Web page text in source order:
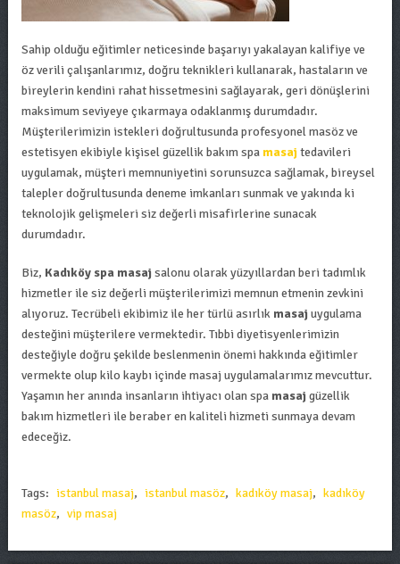
Sahip olduğu eğitimler neticesinde başarıyı yakalayan kalifiye ve
öz verili çalışanlarımız, doğru teknikleri kullanarak, hastaların ve
bireylerin kendini rahat hissetmesini sağlayarak, geri dönüşlerini
maksimum seviyeye çıkarmaya odaklanmış durumdadır.
Müşterilerimizin istekleri doğrultusunda profesyonel masöz ve
estetisyen ekibiyle kişisel güzellik bakım spa masajtedavileri
uygulamak, müşteri memnuniyetini sorunsuzca sağlamak, bireysel
talepler doğrultusunda deneme imkanları sunmak ve yakında ki
teknolojik gelişmeleri siz değerli misafirlerine sunacak
durumdadır.
Biz, Kadıköy spa masajsalonu olarak yüzyıllardan beri tadımlık
hizmetler ile siz değerli müşterilerimizi memnun etmenin zevkini
alıyoruz. Tecrübeli ekibimiz ile her türlü asırlık masajuygulama
desteğini müşterilere vermektedir. Tıbbi diyetisyenlerimizin
desteğiyle doğru şekilde beslenmenin önemi hakkında eğitimler
vermekte olup kilo kaybı içinde masaj uygulamalarımız mevcuttur.
Yaşamın her anında insanların ihtiyacı olan spa masajgüzellik
bakım hizmetleri ile beraber en kaliteli hizmeti sunmaya devam
edeceğiz.
Tags: istanbul masaj, istanbul masöz, kadıköy masaj, kadıköy
masöz, vip masaj